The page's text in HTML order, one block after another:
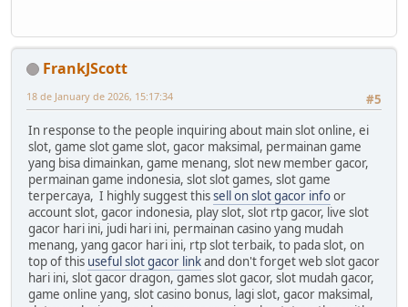
FrankJScott
#5
18 de January de 2026, 15:17:34
In response to the people inquiring about main slot online, ei
slot, game slot game slot, gacor maksimal, permainan game
yang bisa dimainkan, game menang, slot new member gacor,
permainan game indonesia, slot slot games, slot game
terpercaya, I highly suggest thissell on slot gacor infoor
account slot, gacor indonesia, play slot, slot rtp gacor, live slot
gacor hari ini, judi hari ini, permainan casino yang mudah
menang, yang gacor hari ini, rtp slot terbaik, to pada slot, on
top of this useful slot gacor linkand don't forget web slot gacor
hari ini, slot gacor dragon, games slot gacor, slot mudah gacor,
game online yang, slot casino bonus, lagi slot, gacor maksimal,